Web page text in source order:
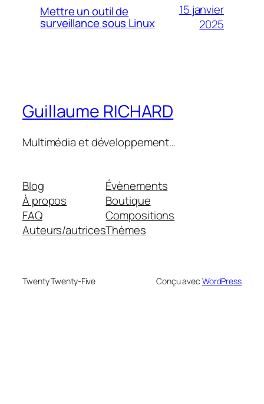
Mettre un outil de
surveillance sous Linux
15 janvier
2025
Guillaume RICHARD
Multimédia et développement…
Blog
À propos
FAQ
Auteurs/autrices
Évènements
Boutique
Compositions
Thèmes
Twenty Twenty-Five Conçu avec WordPress